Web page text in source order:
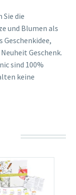
Sie die
und Blumen als
Geschenkidee,
Geschenk.
sind 100%
keine